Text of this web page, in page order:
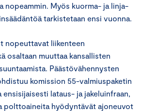
nopeammin. Myös kuorma- ja linja-
tarkistetaan ensi vuonna.
nopeuttavat liikenteen
osaltaan muuttaa kansallisten
Päästövähennysten
komission 55-valmiuspaketin
lataus- ja jakeluinfraan,
polttoaineita hyödyntävät ajoneuvot